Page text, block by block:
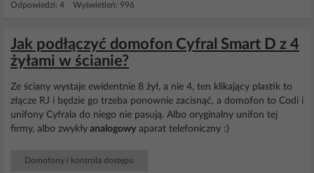
Odpowiedzi: 4 Wyświetleń: 996
Jak podłączyć domofon Cyfral Smart D z 4
żyłami w ścianie?
Ze ściany wystaje ewidentnie 8 żył, a nie 4, ten klikający plastik to
złącze RJ i będzie go trzeba ponownie zacisnąć, a domofon to Codi i
unifony Cyfrala do niego nie pasują. Albo oryginalny unifon tej
firmy, albo zwykły analogowy aparat telefoniczny :)
Domofony i kontrola dostępu